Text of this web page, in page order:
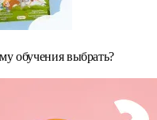
обучения выбрать?